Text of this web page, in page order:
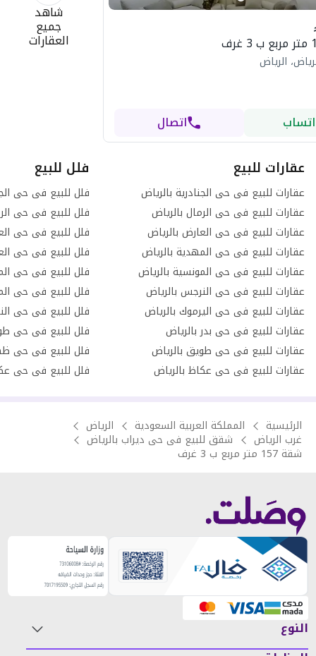
الرياض
اتصال
شاهد
جميع
العقارات
عقارات للبيع
عقارات للبيع فى حى الجنادرية بالرياض
عقارات للبيع فى حى الرمال بالرياض
عقارات للبيع فى حى العارض بالرياض
عقارات للبيع فى حى المهدية بالرياض
عقارات للبيع فى حى المونسية بالرياض
عقارات للبيع فى حى النرجس بالرياض
عقارات للبيع فى حى اليرموك بالرياض
عقارات للبيع فى حى بدر بالرياض
عقارات للبيع فى حى طويق بالرياض
عقارات للبيع فى حى عكاظ بالرياض
فلل للبيع
فلل للبيع فى حى
فلل للبيع فى حى
فلل للبيع فى حى
فلل للبيع فى حى
فلل للبيع فى حى
فلل للبيع فى حى
فلل للبيع فى حى
فلل للبيع فى حى
فلل للبيع فى حى
فلل للبيع فى حى
الرئيسية المملكة العربية السعودية الرياض
غرب الرياض شقق للبيع فى حى ديراب بالرياض
شقة 157 متر مربع ب 3 غرف
النوع